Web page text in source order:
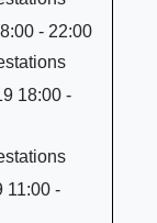
- 22:00
18:00 -
11:00 -